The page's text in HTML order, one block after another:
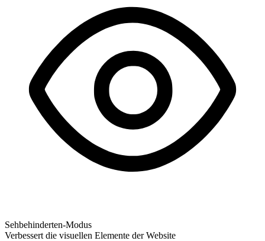
Sehbehinderten-Modus
Verbessert die visuellen Elemente der Website